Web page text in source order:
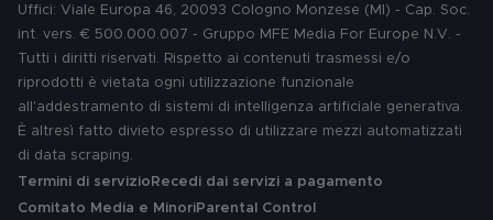
Uffici: Viale Europa 46, 20093 Cologno Monzese (MI) - Cap. Soc.
int. vers. € 500.000.007 - Gruppo MFE Media For Europe N.V. -
Tutti i diritti riservati. Rispetto ai contenuti trasmessi e/o
riprodotti è vietata ogni utilizzazione funzionale
all'addestramento di sistemi di intelligenza artificiale generativa.
È altresì fatto divieto espresso di utilizzare mezzi automatizzati
di data scraping.
Termini di servizio Recedi dai servizi a pagamento
Comitato Media e MinoriParental Control